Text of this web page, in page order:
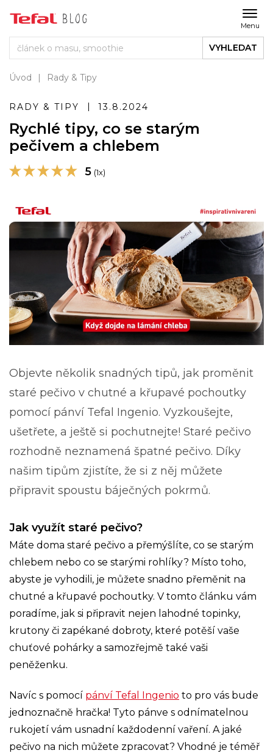
Menu
VYHLEDAT
Úvod Rady & Tipy
RADY & TIPY 13.8.2024
Rychlé tipy, co se starým
pečivem a chlebem
5 (1x)
Objevte několik snadných tipů, jak proměnit
staré pečivo v chutné a křupavé pochoutky
pomocí pánví Tefal Ingenio. Vyzkoušejte,
ušetřete, a ještě si pochutnejte! Staré pečivo
rozhodně neznamená špatné pečivo. Díky
našim tipům zjistíte, že si z něj můžete
připravit spoustu báječných pokrmů.
Jak využít staré pečivo?
Máte doma staré pečivo a přemýšlíte, co se starým
chlebem nebo co se starými rohlíky? Místo toho,
abyste je vyhodili, je můžete snadno přeměnit na
chutné a křupavé pochoutky. V tomto článku vám
poradíme, jak si připravit nejen lahodné topinky,
krutony či zapékané dobroty, které potěší vaše
chuťové pohárky a samozřejmě také vaši
peněženku.
Navíc s pomocí pánví Tefal Ingenio to pro vás bude
jednoznačně hračka! Tyto pánve s odnímatelnou
rukojetí vám usnadní každodenní vaření. A jaké
pečivo na nich můžete zpracovat? Vhodné je téměř